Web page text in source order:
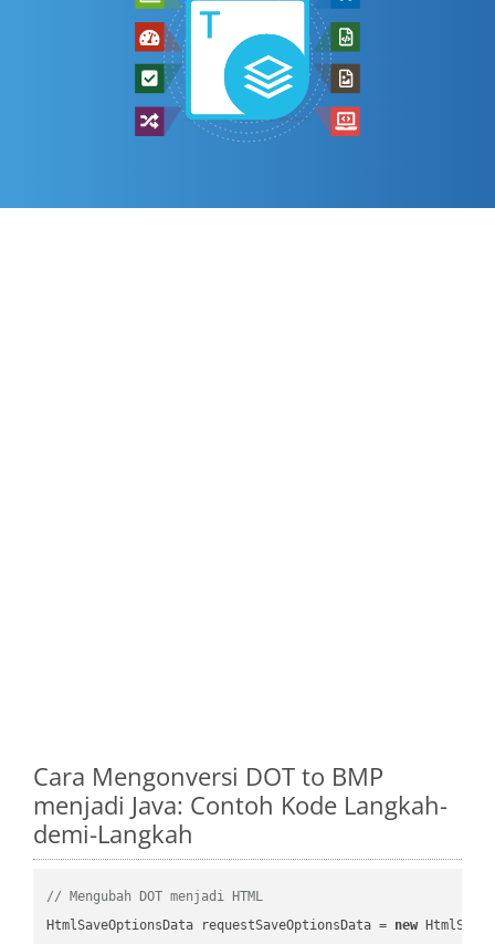
Cara Mengonversi DOT to BMP
menjadi Java: Contoh Kode Langkah-
demi-Langkah
// Mengubah DOT menjadi HTML
HtmlSaveOptionsData requestSaveOptionsData = new